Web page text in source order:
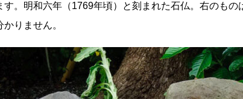
す。明和六年（1769年頃）と刻まれた石仏。右のも
りません。